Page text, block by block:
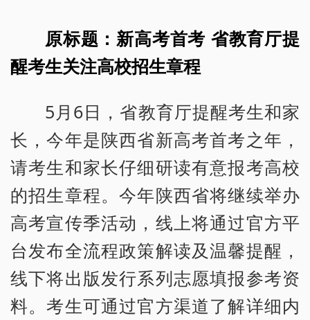
原标题：新高考首考 省教育厅提
醒考生关注高校招生章程
5月6日，省教育厅提醒考生和家
长，今年是陕西省新高考首考之年，
请考生和家长仔细研读有意报考高校
的招生章程。今年陕西省将继续举办
高考宣传季活动，线上将通过官方平
台发布全流程政策解读及温馨提醒，
线下将出版发行系列志愿填报参考资
料。考生可通过官方渠道了解详细内